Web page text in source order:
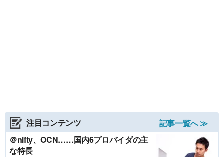
注目コンテンツ
記事一覧へ ≫
＠nifty、OCN……国内6プロバイダの主
な特長